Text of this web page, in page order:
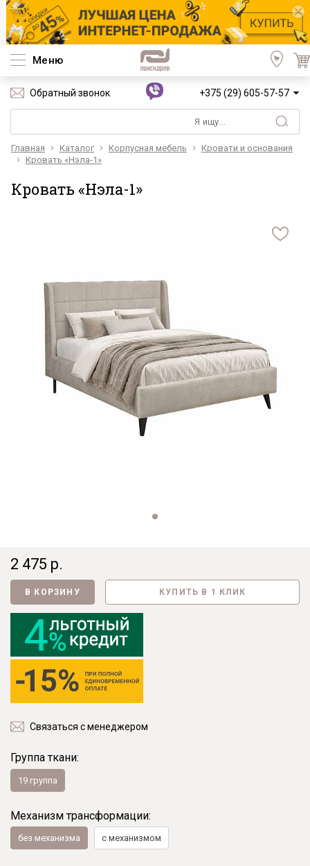
Меню
Обратный звонок +375 (29) 605-57-57
Главная Каталог Корпусная мебель
Кровати и основания
Кровать «Нэла-1»
Кровать «Нэла-1»
2 475 р.
В КОРЗИНУ КУПИТЬ В 1 КЛИК
Связаться с менеджером
Группа ткани:
19 группа
Механизм трансформации:
без механизма с механизмом